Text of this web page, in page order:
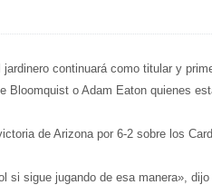
continuará como titular y
Bloomquist o Adam Eaton quienes
de Arizona por 6-2 sobre los
si sigue jugando de esa manera», dijo